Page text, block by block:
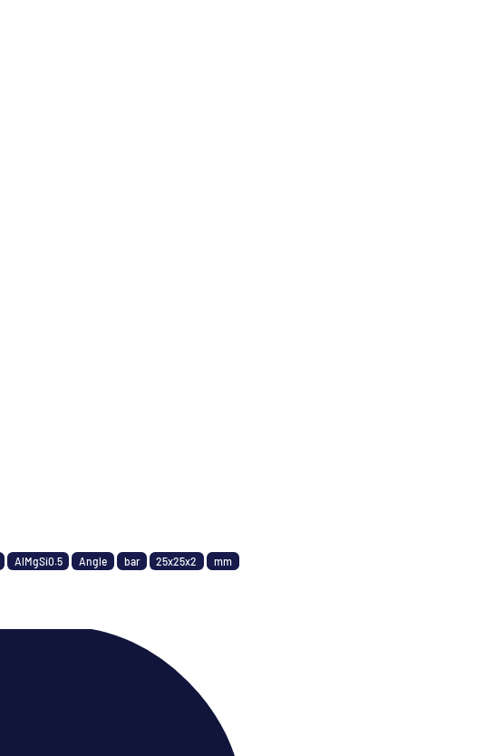
AlMgSi0.5 Angle bar 25x25x2 mm